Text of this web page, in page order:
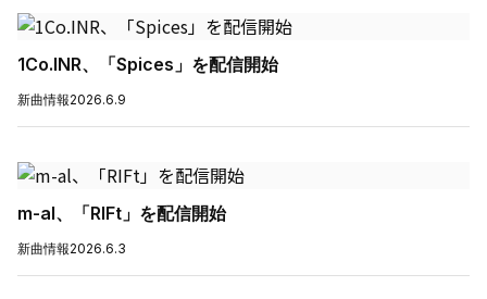
1Co.INR、「Spices」を配信開始
新曲情報2026.6.9
m-al、「RIFt」を配信開始
新曲情報2026.6.3